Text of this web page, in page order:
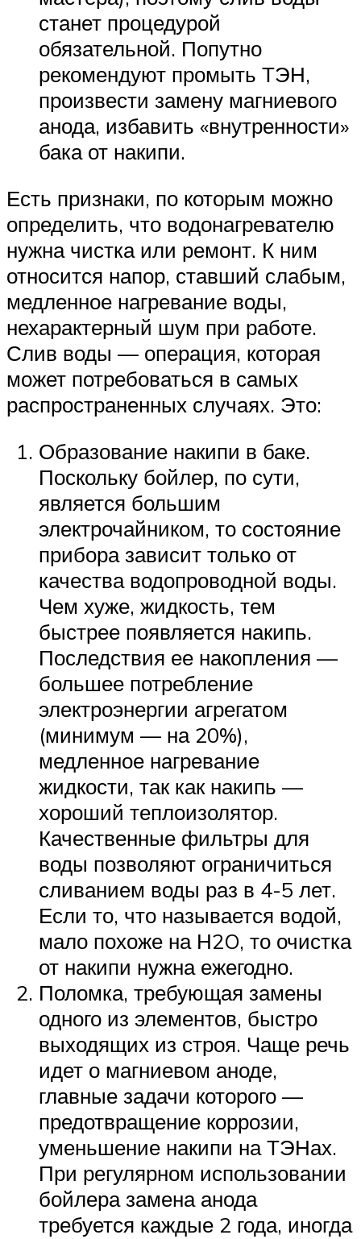
станет процедурой
обязательной. Попутно
рекомендуют промыть ТЭН,
произвести замену магниевого
анода, избавить «внутренности»
бака от накипи.
Есть признаки, по которым можно
определить, что водонагревателю
нужна чистка или ремонт. К ним
относится напор, ставший слабым,
медленное нагревание воды,
нехарактерный шум при работе.
Слив воды — операция, которая
может потребоваться в самых
распространенных случаях. Это:
Образование накипи в баке.
Поскольку бойлер, по сути,
является большим
электрочайником, то состояние
прибора зависит только от
качества водопроводной воды.
Чем хуже, жидкость, тем
быстрее появляется накипь.
Последствия ее накопления —
большее потребление
электроэнергии агрегатом
(минимум — на 20%),
медленное нагревание
жидкости, так как накипь —
хороший теплоизолятор.
Качественные фильтры для
воды позволяют ограничиться
сливанием воды раз в 4-5 лет.
Если то, что называется водой,
мало похоже на Н2O, то очистка
от накипи нужна ежегодно.
Поломка, требующая замены
одного из элементов, быстро
выходящих из строя. Чаще речь
идет о магниевом аноде,
главные задачи которого —
предотвращение коррозии,
уменьшение накипи на ТЭНах.
При регулярном использовании
бойлера замена анода
требуется каждые 2 года, иногда